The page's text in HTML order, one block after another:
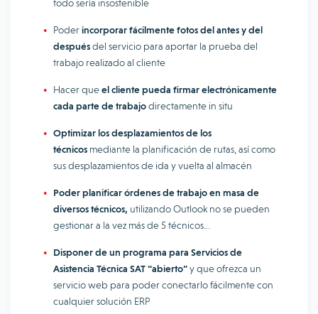
todo sería insostenible
Poderincorporar fácilmente fotos del antes y del
despuésdel servicio para aportar la prueba del
trabajo realizado al cliente
Hacer queel cliente pueda firmar electrónicamente
cada parte de trabajodirectamente in situ
Optimizar los desplazamientos de los
técnicos mediante la planificación de rutas, así como
sus desplazamientos de ida y vuelta al almacén
Poder planificar órdenes de trabajo en masa de
diversos técnicos, utilizando Outlook no se pueden
gestionar a la vez más de 5 técnicos…
Disponer de un programa para Servicios de
Asistencia Técnica SAT “abierto”y que ofrezca un
servicio web para poder conectarlo fácilmente con
cualquier solución ERP